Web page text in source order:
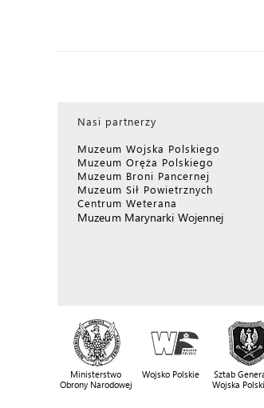
Nasi partnerzy
Muzeum Wojska Polskiego
Muzeum Oręża Polskiego
Muzeum Broni Pancernej
Muzeum Sił Powietrznych
Centrum Weterana
Muzeum Marynarki Wojennej
Ministerstwo
Obrony Narodowej
Wojsko Polskie
Sztab
Wojska